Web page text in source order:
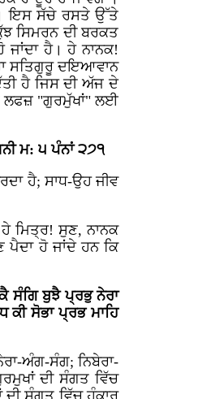
ਇਸ ਸੱਚੇ ਰਸਤੇ ਉੱਤੇ
ਸਿਮਰਨ ਦੀ ਬਰਕਤ
ਹੈ। ਹੇ ਨਾਨਕ!
ਸਤਿਗੁਰੂ ਦਇਆਵਾਨ
ਹੈ ਜਿਸ ਦੀ ਅੱਜ ਦੇ
ਲਫਜ਼ "ਗੁਰਮੁੱਖਾਂ" ਲਈ
ਮ: ੫ ਪੰਨਾਂ ੨੭੧
ਹੈ; ਸਾਧ-ਉਹ ਜੀਵ
ਮਿਤ੍ਰ! ਸੁਣ, ਨਾਨਕ
ਪੈਦਾ ਹੋ ਜਾਂਦੇ ਹਨ ਕਿ
ਸੰਗਿ ਬੁਝੈ ਪ੍ਰਭੁ ਨੇਰਾ
ਕੀ ਸੋਭਾ ਪ੍ਰਭ ਮਾਹਿ
ਅੰਗ-ਸੰਗ; ਨਿਬੇਰਾ-
ਦੀ ਸੰਗਤ ਵਿੱਚ
ਦੀ ਸੰਗਤ ਵਿੱਚ ਹੰਕਾਰ